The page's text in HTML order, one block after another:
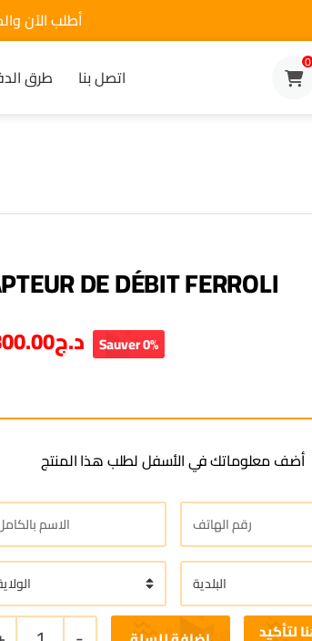
أطلب الآن
طرق اتصل بنا
0
DE DÉBIT FERROLI
د.ج Sauver 0%
أضف معلوماتك في الأسفل لطلب هذا المنتج